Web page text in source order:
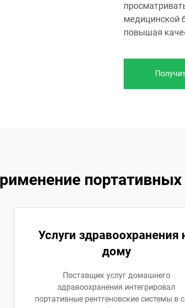
медицинской
повышая
Услуги здравоохранения
дому
Поставщик услуг домашнего
здравоохранения интегрировал
портативные рентгеновские системы в